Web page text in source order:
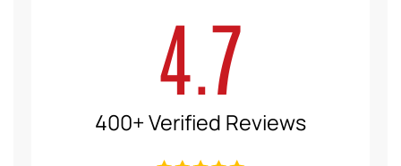
4.7
400+ Verified Reviews